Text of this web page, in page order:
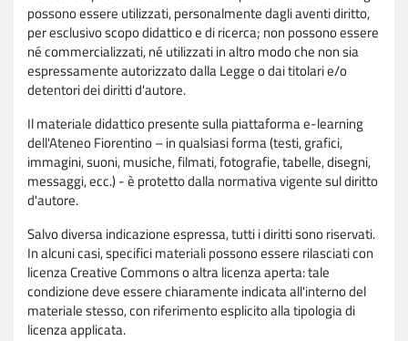
possono essere utilizzati, personalmente dagli aventi diritto,
per esclusivo scopo didattico e di ricerca; non possono essere
né commercializzati, né utilizzati in altro modo che non sia
espressamente autorizzato dalla Legge o dai titolari e/o
detentori dei diritti d'autore.
Il materiale didattico presente sulla piattaforma e-learning
dell'Ateneo Fiorentino – in qualsiasi forma (testi, grafici,
immagini, suoni, musiche, filmati, fotografie, tabelle, disegni,
messaggi, ecc.) - è protetto dalla normativa vigente sul diritto
d'autore.
Salvo diversa indicazione espressa, tutti i diritti sono riservati.
In alcuni casi, specifici materiali possono essere rilasciati con
licenza Creative Commons o altra licenza aperta: tale
condizione deve essere chiaramente indicata all'interno del
materiale stesso, con riferimento esplicito alla tipologia di
licenza applicata.